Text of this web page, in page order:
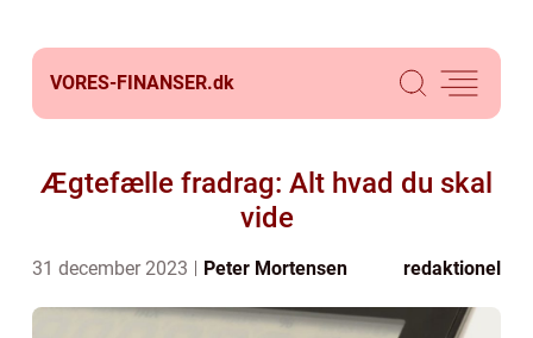
VORES-FINANSER.dk
Ægtefælle fradrag: Alt hvad du skal
vide
31 december 2023 Peter Mortensen redaktionel